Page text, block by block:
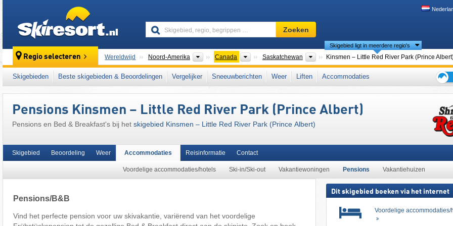
Skigebied,
regio,
…
Zoeken
Regio selecteren Wereldwijd Noord-Amerika Continenten
Canada LandenSaskatchewan Provincies
Skigebied ligt in meerdere regio's
Kinsmen – Little Red River Park (Prince
Dit skigebied ligt ook in: Canadian Prairies West-Canada
Skigebieden Beste skigebieden & Beoordelingen Vergelijker Sneeuwberichten Weer Liften
Accommodaties
de
Pensions Kinsmen – Little Red River Park (Prince Albert)
Pensions en Bed & Breakfast's bij het skigebied Kinsmen – Little Red River Park (Prince Albert)
Skigebied Beoordeling Weer Accommodaties
Voordelige accommodaties/hotels Ski-in/Ski-out Vakantiewoningen Pensions Vakantiehuizen
Reisinformatie Contact
Pensions/B&B
Vind het perfecte pension voor uw skivakantie, variërend van het voordelige
Dit skigebied boeken via het internet
Voordelige accommodaties/